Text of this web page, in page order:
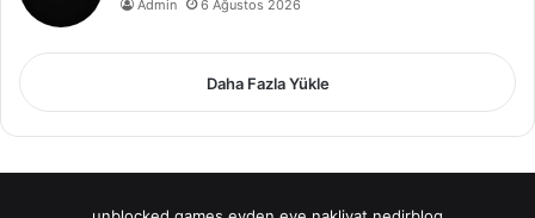
Admin 6 Ağustos 2026
Daha Fazla Yükle